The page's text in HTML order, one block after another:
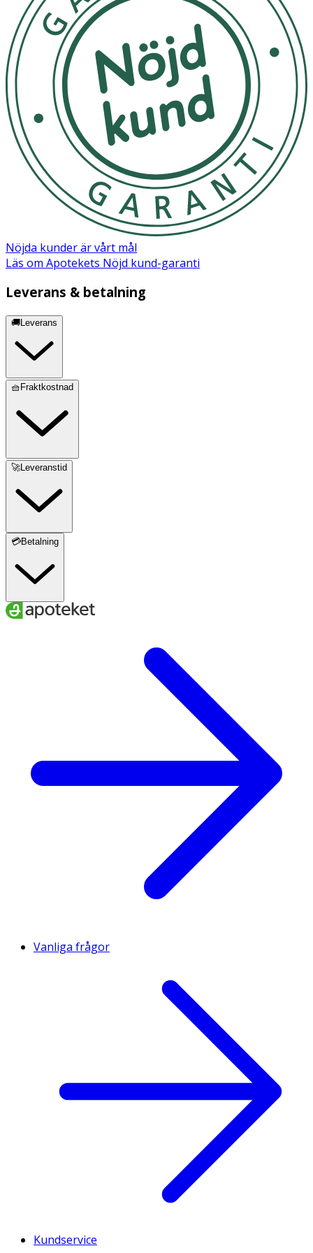
med dricksvatten.
Förvaras svallt och torrt
OK för gravida och ammande:
Nej
Nöjda kunder är vårt mål
Läs om Apotekets Nöjd kund-garanti
Leverans & betalning
🚚Leverans
🧺Fraktkostnad
🚀Leveranstid
💳Betalning
Vanliga frågor
Kundservice